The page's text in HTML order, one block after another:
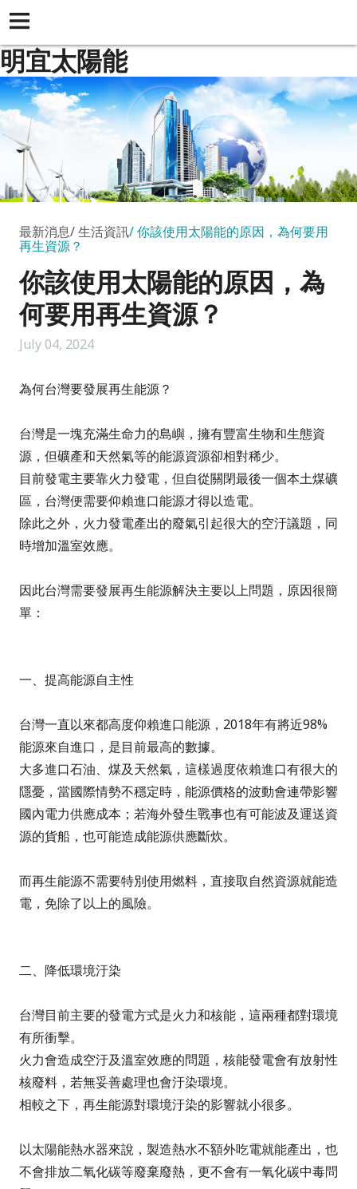
明宜太陽能
最新消息 生活資訊 你該使用太陽能的原因，為何要用
再生資源？
你該使用太陽能的原因，為
何要用再生資源？
July 04, 2024
為何台灣要發展再生能源？
台灣是一塊充滿生命力的島嶼，擁有豐富生物和生態資
源，但礦產和天然氣等的能源資源卻相對稀少。
目前發電主要靠火力發電，但自從關閉最後一個本土煤礦
區， 台灣便需要仰賴進口能源才得以造電。
除此之外， 火力發電產出的廢氣引起很大的空汙議題，同
時增加溫室效應。
因此台灣需要發展再生能源解決主要以上問題 ，原因很簡
單：
一、提高能源自主性
台灣一直以來都高度仰賴進口能源 ，2018年有將近98%
能源來自進口，是目前最高的數據。
大多進口石油、煤及天然氣，這樣過度依賴進口有很大的
隱憂，當國際情勢不穩定時， 能源價格的波動會連帶影響
國內電力供應成本 ；若海外發生戰事也有可能波及運送資
源的貨船，也可能造成能源供應斷炊。
而再生能源不需要特別使用燃料， 直接取自然資源就能造
電 ，免除了以上的風險。
二、降低環境汙染
台灣目前主要的發電方式是火力和核能，這兩種都對環境
有所衝擊。
火力會造成空汙及溫室效應的問題，核能發電會有放射性
核廢料 ，若無妥善處理也會汙染環境。
相較之下，再生能源對環境汙染的影響就小很多。
以太陽能熱水器來說，製造熱水不額外吃電就能產出，也
不會排放二氧化碳等廢棄廢熱，更不會有一氧化碳中毒問